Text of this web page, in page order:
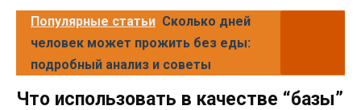
Популярные статьи Сколько дней
человек может прожить без еды:
подробный анализ и советы
Что использовать в качестве “базы”